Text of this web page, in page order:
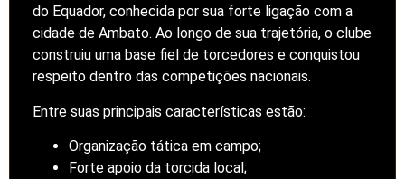
do Equador, conhecida por sua forte ligação com a
cidade de Ambato. Ao longo de sua trajetória, o clube
construiu uma base fiel de torcedores e conquistou
respeito dentro das competições nacionais.
Entre suas principais características estão:
Organização tática em campo;
Forte apoio da torcida local;